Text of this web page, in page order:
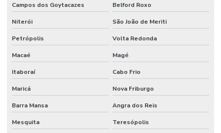
Campos dos Goytacazes Belford Roxo
Niterói São João de Meriti
Petrópolis Volta Redonda
Macaé Magé
Itaboraí Cabo Frio
Maricá Nova Friburgo
Barra Mansa Angra dos Reis
Mesquita Teresópolis